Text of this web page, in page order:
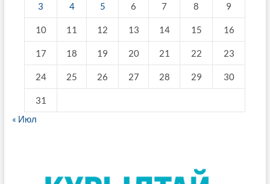
3 4 5 6 7 8 9
10 11 12 13 14 15 16
17 18 19 20 21 22 23
24 25 26 27 28 29 30
31
« Июл